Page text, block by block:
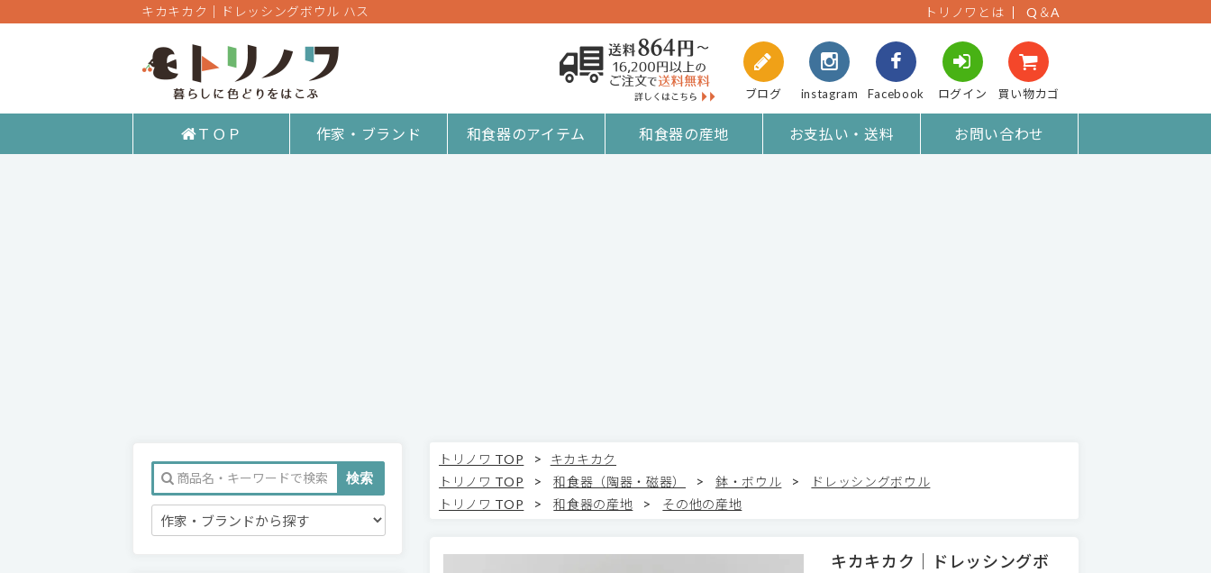
キカキカク｜ドレッシングボウル ハス トリノワとは Q＆A
ブログ instagram Facebook ログイン 買い物カゴ
ＴＯＰ 作家・ブランド 和食器のアイテム 和食器の産地 お支払い・送料 お問い合わせ
トリノワ TOP >
キカキカク
トリノワ TOP
> 和食器（陶器・磁器） > 鉢・ボウル >
ドレッシングボウル
トリノワ TOP
> 和食器の産地 > その他の産地
キカキカク｜ドレッシングボ